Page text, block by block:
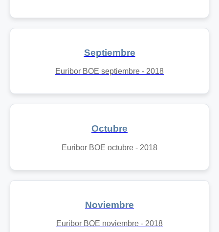
Septiembre
Euribor BOE septiembre - 2018
Octubre
Euribor BOE octubre - 2018
Noviembre
Euribor BOE noviembre - 2018